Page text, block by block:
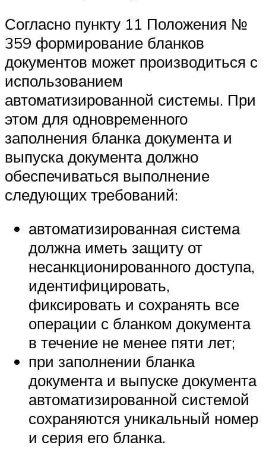
Согласно пункту 11 Положения №
359 формирование бланков
документов может производиться с
использованием
автоматизированной системы. При
этом для одновременного
заполнения бланка документа и
выпуска документа должно
обеспечиваться выполнение
следующих требований:
автоматизированная система
должна иметь защиту от
несанкционированного доступа,
идентифицировать,
фиксировать и сохранять все
операции с бланком документа
в течение не менее пяти лет;
при заполнении бланка
документа и выпуске документа
автоматизированной системой
сохраняются уникальный номер
и серия его бланка.